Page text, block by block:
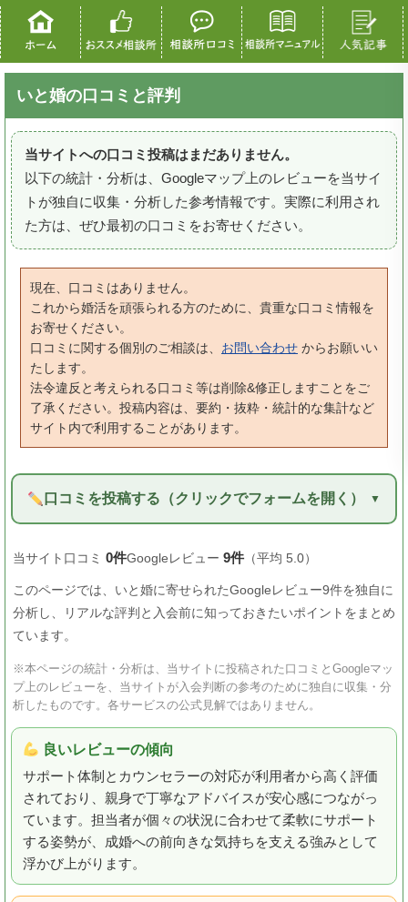
いと婚の口コミと評判
当サイトへの口コミ投稿はまだありません。
以下の統計・分析は、Googleマップ上のレビューを当サイ
トが独自に収集・分析した参考情報です。実際に利用され
た方は、ぜひ最初の口コミをお寄せください。
現在、口コミはありません。
これから婚活を頑張られる方のために、貴重な口コミ情報を
お寄せください。
口コミに関する個別のご相談は、 お問い合わせ からお願いい
たします。
法令違反と考えられる口コミ等は削除&修正しますことをご
了承ください。投稿内容は、要約・抜粋・統計的な集計など
サイト内で利用することがあります。
口コミを投稿する（クリックでフォームを開く）
当サイト口コミ 0件Googleレビュー 9件 （平均 5.0）
このページでは、いと婚に寄せられたGoogleレビュー9件を独自に
分析し、リアルな評判と入会前に知っておきたいポイントをまとめ
ています。
※本ページの統計・分析は、当サイトに投稿された口コミとGoogleマッ
プ上のレビューを、当サイトが入会判断の参考のために独自に収集・分
析したものです。各サービスの公式見解ではありません。
良いレビューの傾向
サポート体制とカウンセラーの対応が利用者から高く評価
されており、親身で丁寧なアドバイスが安心感につながっ
ています。担当者が個々の状況に合わせて柔軟にサポート
する姿勢が、成婚への前向きな気持ちを支える強みとして
浮かび上がります。